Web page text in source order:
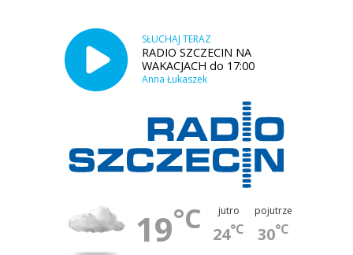
SŁUCHAJ TERAZ
RADIO SZCZECIN NA
WAKACJACH do 17:00
Anna Łukaszek
19°C jutro
24°C
pojutrze
30°C